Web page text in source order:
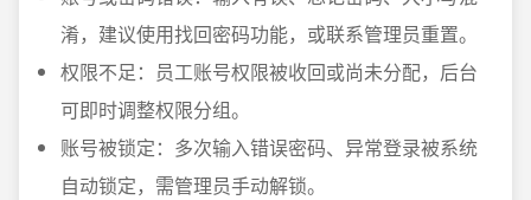
淆，建议使用找回密码功能，或联系管理员重置。
权限不足：员工账号权限被收回或尚未分配，后台
可即时调整权限分组。
账号被锁定：多次输入错误密码、异常登录被系统
自动锁定，需管理员手动解锁。